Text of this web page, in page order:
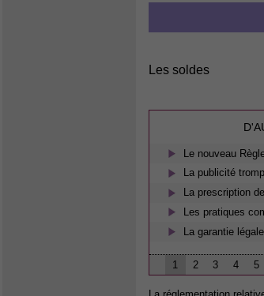
Les soldes
Le nouveau
La publicité
La prescription
Les pratiques
La garantie
1 2 3 4 5